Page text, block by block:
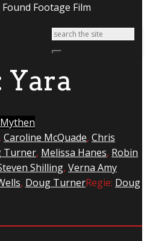
Yara
, Caroline McQuade, Chris
Turner, Melissa Hanes, Robin
Shilling, Verna Amy
, Doug TurnerRegie: Doug